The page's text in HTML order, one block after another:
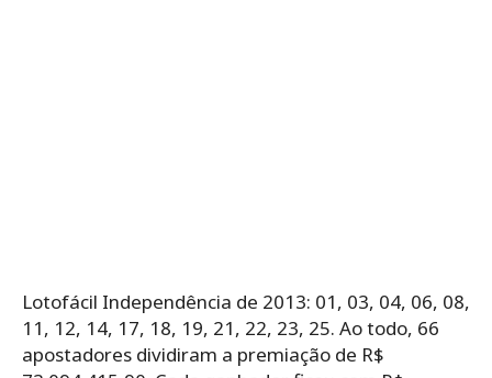
Lotofácil Independência de 2013: 01, 03, 04, 06, 08,
11, 12, 14, 17, 18, 19, 21, 22, 23, 25. Ao todo, 66
apostadores dividiram a premiação de R$